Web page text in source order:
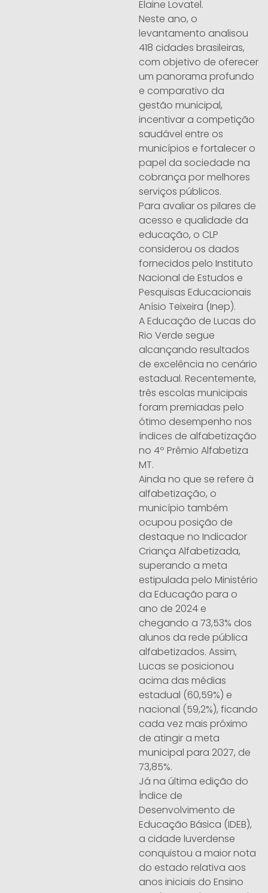
Elaine Lovatel.
Neste ano, o
levantamento analisou
418 cidades brasileiras,
com objetivo de oferecer
um panorama profundo
e comparativo da
gestão municipal,
incentivar a competição
saudável entre os
municípios e fortalecer o
papel da sociedade na
cobrança por melhores
serviços públicos.
Para avaliar os pilares de
acesso e qualidade da
educação, o CLP
considerou os dados
fornecidos pelo Instituto
Nacional de Estudos e
Pesquisas Educacionais
Anísio Teixeira (Inep).
A Educação de Lucas do
Rio Verde segue
alcançando resultados
de excelência no cenário
estadual. Recentemente,
três escolas municipais
foram premiadas pelo
ótimo desempenho nos
índices de alfabetização
no 4º Prêmio Alfabetiza
MT.
Ainda no que se refere à
alfabetização, o
município também
ocupou posição de
destaque no Indicador
Criança Alfabetizada,
superando a meta
estipulada pelo Ministério
da Educação para o
ano de 2024 e
chegando a 73,53% dos
alunos da rede pública
alfabetizados. Assim,
Lucas se posicionou
acima das médias
estadual (60,59%) e
nacional (59,2%), ficando
cada vez mais próximo
de atingir a meta
municipal para 2027, de
73,85%.
Já na última edição do
Índice de
Desenvolvimento de
Educação Básica (IDEB),
a cidade luverdense
conquistou a maior nota
do estado relativa aos
anos iniciais do Ensino